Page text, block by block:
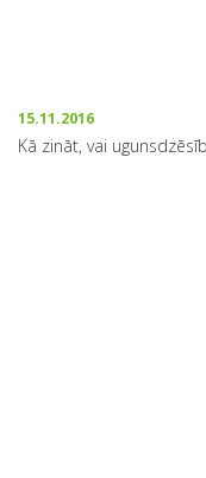
15.11.2016
Kā zināt, vai